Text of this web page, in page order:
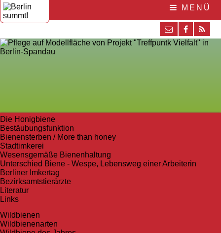
MENÜ
Die Honigbiene
Bestäubungsfunktion
Bienensterben / More than honey
Stadtimkerei
Wesensgemäße Bienenhaltung
Unterschied Biene - Wespe, Lebensweg einer Arbeiterin
Berliner Imkertag
Bezirksamtstierärzte
Literatur
Links
Wildbienen
Wildbienenarten